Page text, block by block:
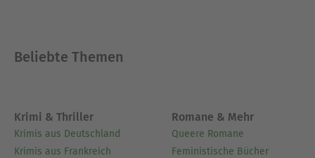
Beliebte Themen
Krimi & Thriller
Krimis aus Deutschland
Krimis aus Frankreich
Romane & Mehr
Queere Romane
Feministische Bücher